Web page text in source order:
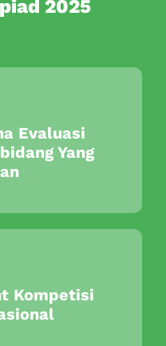
2025
Evaluasi
Yang
Kompetisi